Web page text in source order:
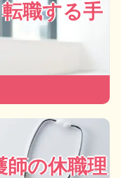
職する手
の休職理